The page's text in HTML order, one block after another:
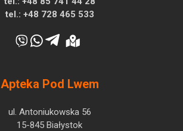
tel.: +48 728 465 533
Apteka Pod Lwem
ul. Antoniukowska 56
15-845 Białystok